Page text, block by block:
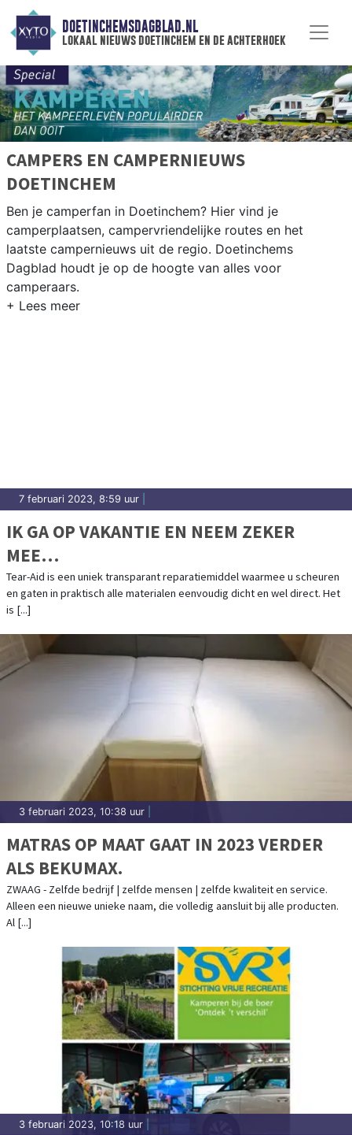
DOETINCHEMSDAGBLAD.NL
lokaal nieuws doetinchem en de achterhoek
CAMPERS EN CAMPERNIEUWS
DOETINCHEM
Ben je camperfan in Doetinchem? Hier vind je
camperplaatsen, campervriendelijke routes en het
laatste campernieuws uit de regio. Doetinchems
Dagblad houdt je op de hoogte van alles voor
camperaars.
7 februari 2023, 8:59 uur
IK GA OP VAKANTIE EN NEEM ZEKER
MEE…
Tear-Aid is een uniek transparant reparatiemiddel waarmee u scheuren
en gaten in praktisch alle materialen eenvoudig dicht en wel direct. Het
is [...]
3 februari 2023, 10:38 uur
MATRAS OP MAAT GAAT IN 2023 VERDER
ALS BEKUMAX.
ZWAAG - Zelfde bedrijf | zelfde mensen | zelfde kwaliteit en service.
Alleen een nieuwe unieke naam, die volledig aansluit bij alle producten.
Al [...]
3 februari 2023, 10:18 uur